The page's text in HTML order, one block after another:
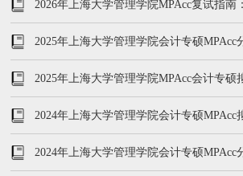
199/102/51
2026年上海大学管理学院MPAcc复试指南
书、分数线
2025年上海大学管理学院会计专硕MPAcc
205/96/48
2025年上海大学管理学院MPAcc会计专硕
2024年上海大学管理学院会计专硕MPAcc
分析
2024年上海大学管理学院会计专硕MPAcc